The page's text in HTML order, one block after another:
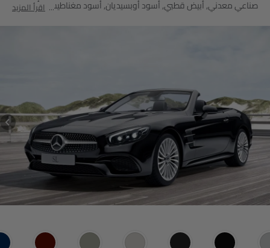
صناعي معدني, أبيض قطبي, أسود أوبسيديان, أسود مغناطيسي, أبيض
اقرأ المزيد